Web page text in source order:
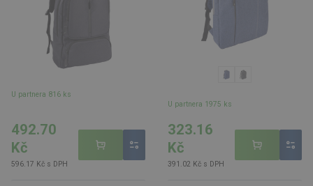
U partnera 816 ks
492.70
Kč
596.17 Kč s DPH
U partnera 1975 ks
323.16
Kč
391.02 Kč s DPH